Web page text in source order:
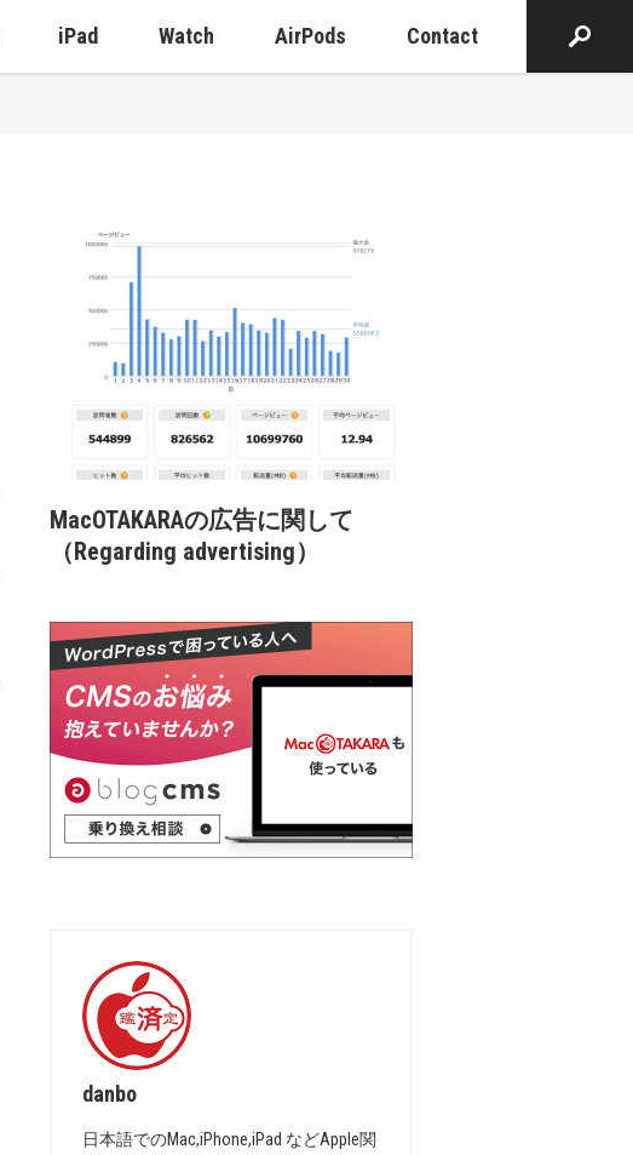
iPad Watch AirPods Contact
MacOTAKARAの広告に関して
（Regarding advertising）
danbo
日本語でのMac,iPhone,iPad などApple関